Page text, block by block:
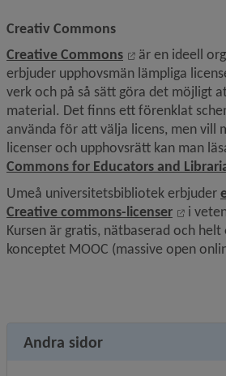
Creativ Commons
Creative Commons
Länk till annan
är en ideell
erbjuder upphovsmän lämpliga
verk och på så sätt göra det möjligt
material. Det finns ett förenklat
använda för att välja licens, men vill
licenser och upphovsrätt kan man
Commons for Educators and
Umeå universitetsbibliotek erbjuder
Creative commons-licenser
Länk
i
Kursen är gratis, nätbaserad och
konceptet MOOC (massive open
Andra sidor